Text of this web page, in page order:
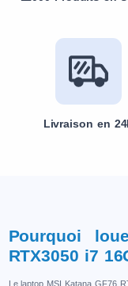
Livraison en
Pourquoi
RTX3050 i7
Le laptop MSI Katana GF76